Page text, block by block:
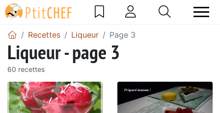
Recettes Liqueur Page 3
Liqueur - page 3
60 recettes